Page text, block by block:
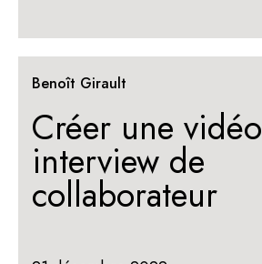
Benoît Girault
Créer une vidéo
interview de
collaborateur